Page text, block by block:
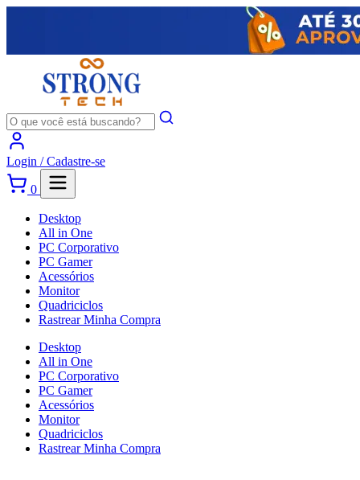
Login /Cadastre-se
0
Desktop
All in One
PC Corporativo
PC Gamer
Acessórios
Monitor
Quadriciclos
Rastrear Minha Compra
Desktop
All in One
PC Corporativo
PC Gamer
Acessórios
Monitor
Quadriciclos
Rastrear Minha Compra